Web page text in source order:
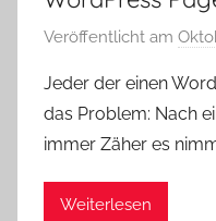
Veröffentlicht am
Jeder der einen
das Problem: Nach
immer Zäher es
Weiterlesen